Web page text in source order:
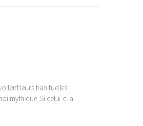
leurs habituelles
mythique. Si celui-ci a…